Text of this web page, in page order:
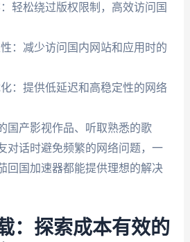
轻松绕过版权限制，高效访问国
：减少访问国内网站和应用时的
：提供低延迟和高稳定性的网络
国产影视作品、听取熟悉的歌
对话时避免频繁的网络问题，一
回国加速器都能提供理想的解决
：探索成本有效的